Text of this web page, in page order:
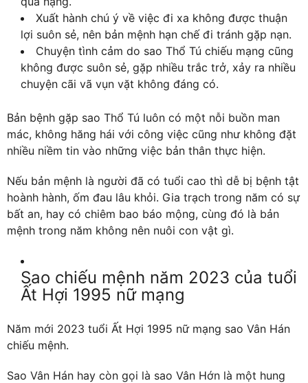
Xuất hành chú ý về việc đi xa không được thuận
lợi suôn sẻ, nên bản mệnh hạn chế đi tránh gặp nạn.
Chuyện tình cảm do sao Thổ Tú chiếu mạng cũng
không được suôn sẻ, gặp nhiều trắc trở, xảy ra nhiều
chuyện cãi vã vụn vặt không đáng có.
Bản bệnh gặp sao Thổ Tú luôn có một nỗi buồn man
mác, không hăng hái với công việc cũng như không đặt
nhiều niềm tin vào những việc bản thân thực hiện.
Nếu bản mệnh là người đã có tuổi cao thì dễ bị bệnh tật
hoành hành, ốm đau lâu khỏi. Gia trạch trong năm có sự
bất an, hay có chiêm bao báo mộng, cùng đó là bản
mệnh trong năm không nên nuôi con vật gì.
Sao chiếu mệnh năm 2023 của tuổi
Ất Hợi 1995 nữ mạng
Năm mới 2023 tuổi Ất Hợi 1995 nữ mạng sao Vân Hán
chiếu mệnh.
Sao Vân Hán hay còn gọi là sao Vân Hớn là một hung